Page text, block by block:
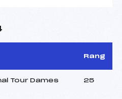
Rang
Tour Dames 25